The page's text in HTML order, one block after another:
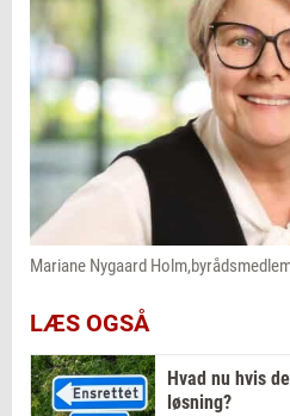
Mariane Nygaard
LÆS OGSÅ
Hvad nu hvis
løsning?